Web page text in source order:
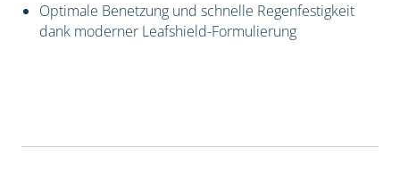
Optimale Benetzung und schnelle Regenfestigkeit
dank moderner Leafshield-Formulierung